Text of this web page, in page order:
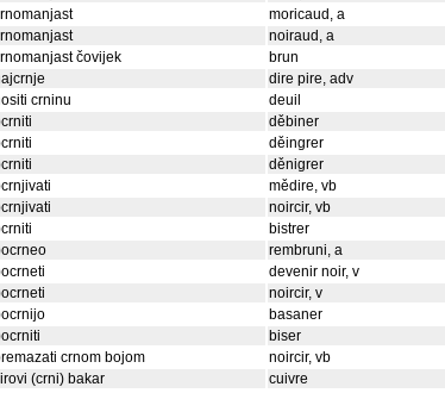
moricaud, a
noiraud, a
čovijek
brun
dire pire, adv
crninu
deuil
děbiner
děingrer
děnigrer
mědire, vb
noircir, vb
bistrer
rembruni, a
devenir noir, v
noircir, v
basaner
biser
crnom bojom
noircir, vb
(crni) bakar
cuivre